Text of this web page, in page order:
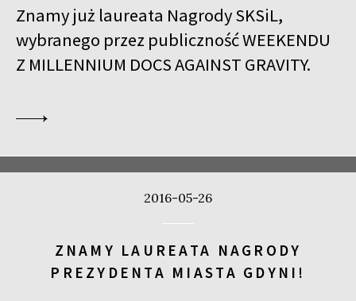
Znamy już laureata Nagrody SKSiL,
wybranego przez publiczność WEEKENDU
Z MILLENNIUM DOCS AGAINST GRAVITY.
2016-05-26
ZNAMY LAUREATA NAGRODY
PREZYDENTA MIASTA GDYNI!